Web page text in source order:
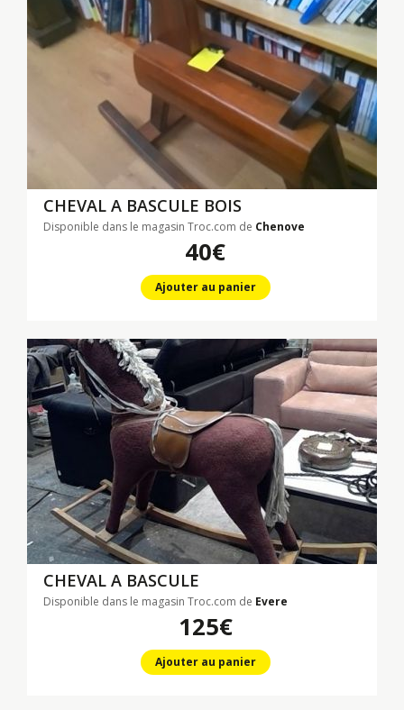
CHEVAL A BASCULE BOIS
Disponible dans le magasin Troc.com de Chenove
40€
Ajouter au panier
CHEVAL A BASCULE
Disponible dans le magasin Troc.com de Evere
125€
Ajouter au panier